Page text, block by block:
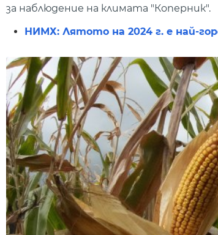
за наблюдение на климата "Коперник".
НИМХ: Лятото на 2024 г. е най-